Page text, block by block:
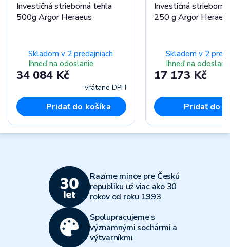
Investičná strieborná tehla
500g Argor Heraeus
Skladom v 2 predajniach
Ihneď na odoslanie
34 084 Kč
vrátane DPH
Pridať do košíka
Investičná
250 g Argor
Skladom v 2
Ihneď na
17 173 Kč
Pridať do
Razíme mince pre Českú
republiku už viac ako 30
rokov od roku 1993
Spolupracujeme s
významnými sochármi a
výtvarníkmi